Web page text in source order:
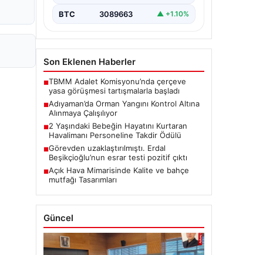
BTC 3089663 ▲ +1.10%
Son Eklenen Haberler
■TBMM Adalet Komisyonu’nda çerçeve
yasa görüşmesi tartışmalarla başladı
■Adıyaman’da Orman Yangını Kontrol Altına
Alınmaya Çalışılıyor
■2 Yaşındaki Bebeğin Hayatını Kurtaran
Havalimanı Personeline Takdir Ödülü
■Görevden uzaklaştırılmıştı. Erdal
Beşikçioğlu’nun esrar testi pozitif çıktı
■Açık Hava Mimarisinde Kalite ve bahçe
mutfağı Tasarımları
Güncel